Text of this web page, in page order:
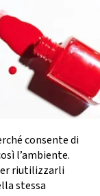
consente di
l’ambiente.
riutilizzarli
stessa